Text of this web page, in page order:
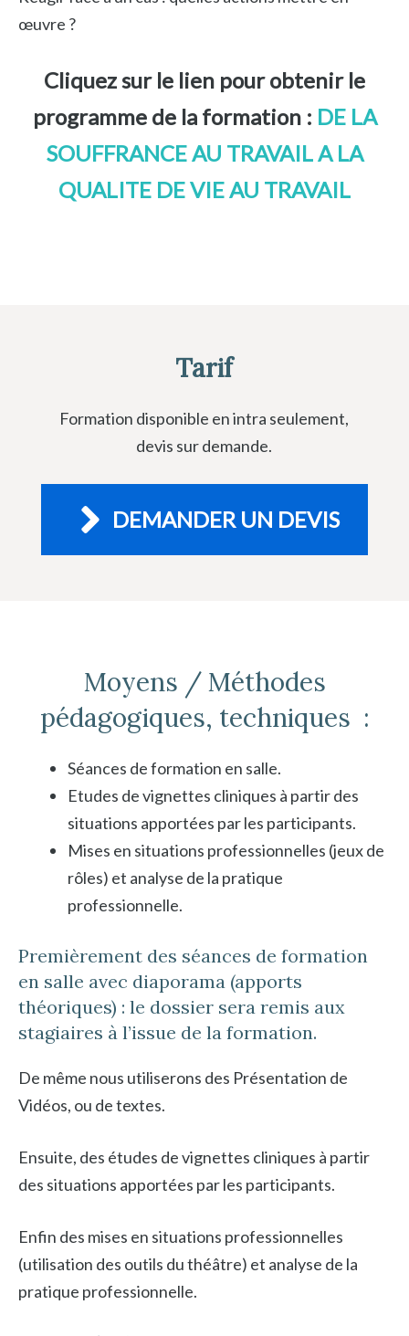
œuvre ?
Cliquez sur le lien pour obtenir le
programme de la formation : DE LA
SOUFFRANCE AU TRAVAIL A LA
QUALITE DE VIE AU TRAVAIL
Tarif
Formation disponible en intra seulement,
devis sur demande.
DEMANDER UN DEVIS
Moyens / Méthodes
pédagogiques, techniques :
Séances de formation en salle.
Etudes de vignettes cliniques à partir des
situations apportées par les participants.
Mises en situations professionnelles (jeux de
rôles) et analyse de la pratique
professionnelle.
Premièrement des séances de formation
en salle avec diaporama (apports
théoriques) : le dossier sera remis aux
stagiaires à l’issue de la formation.
De même nous utiliserons des Présentation de
Vidéos, ou de textes.
Ensuite, des études de vignettes cliniques à partir
des situations apportées par les participants.
Enfin des mises en situations professionnelles
(utilisation des outils du théâtre) et analyse de la
pratique professionnelle.